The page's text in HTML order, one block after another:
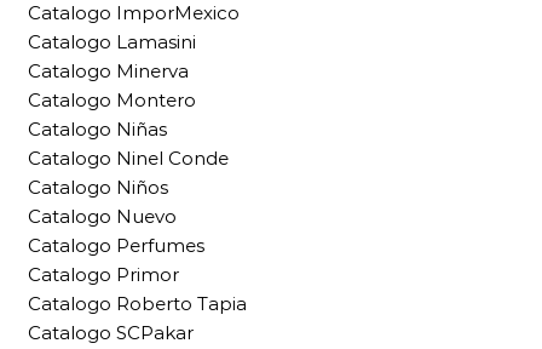
Catalogo ImporMexico
Catalogo Lamasini
Catalogo Minerva
Catalogo Montero
Catalogo Niñas
Catalogo Ninel Conde
Catalogo Niños
Catalogo Nuevo
Catalogo Perfumes
Catalogo Primor
Catalogo Roberto Tapia
Catalogo SCPakar